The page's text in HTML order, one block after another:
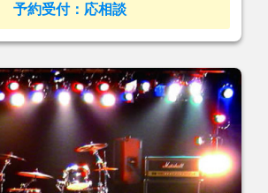
予約受付：応相談